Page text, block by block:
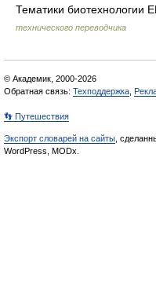
Тематики биотехнологии
технического переводчика
© Академик, 2000-2026
Обратная связь: Техподдержка
👣 Путешествия
Экспорт словарей на сайты ,
WordPress, MODx.